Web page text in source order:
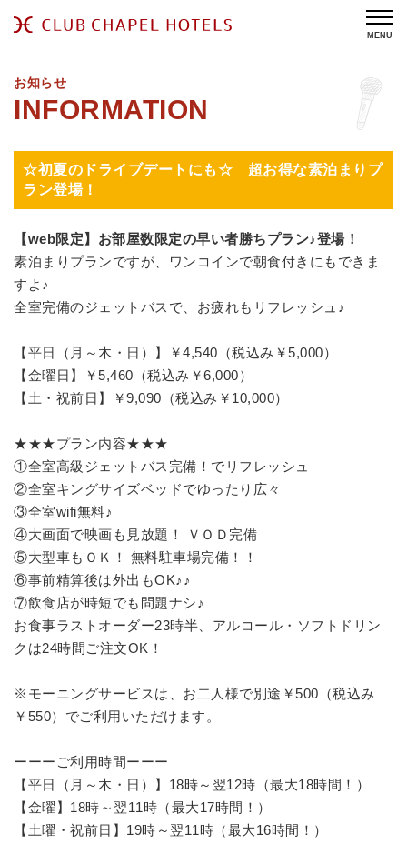
MENU
お知らせ
☆初夏のドライブデートにも☆ 超お得な素泊まりプ
ラン登場！
【web限定】お部屋数限定の早い者勝ちプラン♪登場！
素泊まりプランですが、ワンコインで朝食付きにもできま
すよ♪
全室完備のジェットバスで、お疲れもリフレッシュ♪
【平日（月～木・日）】￥4,540（税込み￥5,000）
【金曜日】￥5,460（税込み￥6,000）
【土・祝前日】￥9,090（税込み￥10,000）
★★★プラン内容★★★
①全室高級ジェットバス完備！でリフレッシュ
②全室キングサイズベッドでゆったり広々
③全室wifi無料♪
④大画面で映画も見放題！ ＶＯＤ完備
⑤大型車もＯＫ！ 無料駐車場完備！！
⑥事前精算後は外出もOK♪♪
⑦飲食店が時短でも問題ナシ♪
お食事ラストオーダー23時半、アルコール・ソフトドリン
クは24時間ご注文OK！
※モーニングサービスは、お二人様で別途￥500（税込み
￥550）でご利用いただけます。
ーーーご利用時間ーーー
【平日（月～木・日）】18時～翌12時（最大18時間！）
【金曜】18時～翌11時（最大17時間！）
【土曜・祝前日】19時～翌11時（最大16時間！）